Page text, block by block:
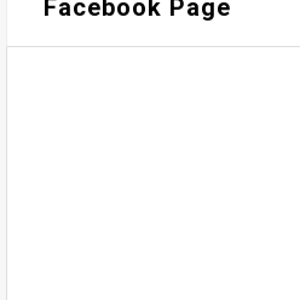
Facebook Page